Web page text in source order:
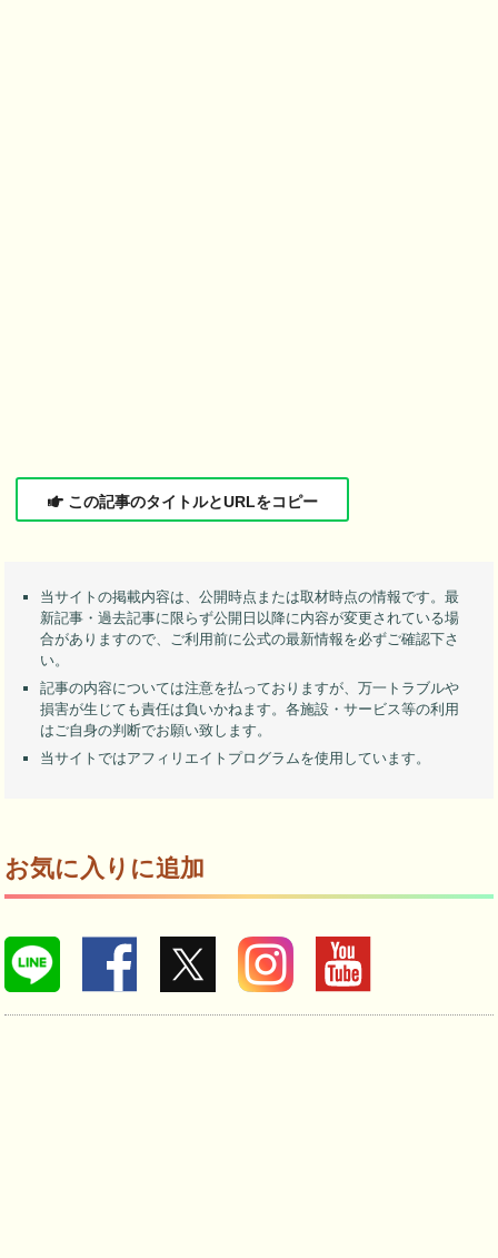
この記事のタイトルとURLをコピー
当サイトの掲載内容は、公開時点または取材時点の情報です。最
新記事・過去記事に限らず公開日以降に内容が変更されている場
合がありますので、ご利用前に公式の最新情報を必ずご確認下さ
い。
記事の内容については注意を払っておりますが、万一トラブルや
損害が生じても責任は負いかねます。各施設・サービス等の利用
はご自身の判断でお願い致します。
当サイトではアフィリエイトプログラムを使用しています。
お気に入りに追加